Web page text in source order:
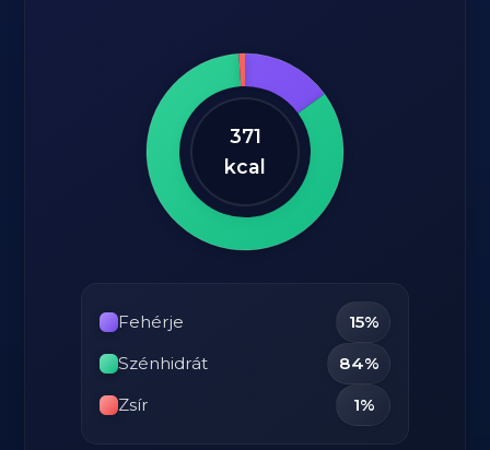
371
kcal
Fehérje
15%
Szénhidrát
84%
Zsír
1%